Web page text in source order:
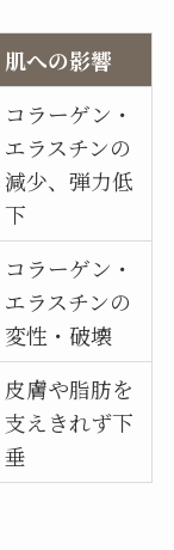
肌への影響
コラーゲン・
エラスチンの
減少、弾力低
下
コラーゲン・
エラスチンの
変性・破壊
皮膚や脂肪を
支えきれず下
垂